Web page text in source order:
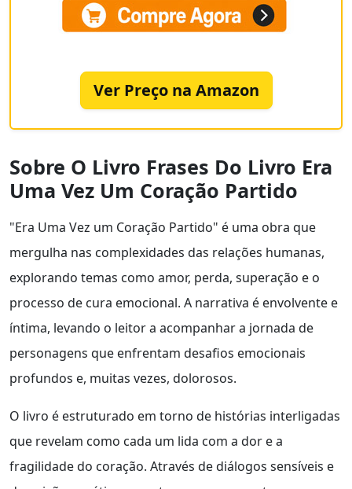
Ver Preço na Amazon
Sobre O Livro Frases Do Livro Era
Uma Vez Um Coração Partido
"Era Uma Vez um Coração Partido" é uma obra que
mergulha nas complexidades das relações humanas,
explorando temas como amor, perda, superação e o
processo de cura emocional. A narrativa é envolvente e
íntima, levando o leitor a acompanhar a jornada de
personagens que enfrentam desafios emocionais
profundos e, muitas vezes, dolorosos.
O livro é estruturado em torno de histórias interligadas
que revelam como cada um lida com a dor e a
fragilidade do coração. Através de diálogos sensíveis e